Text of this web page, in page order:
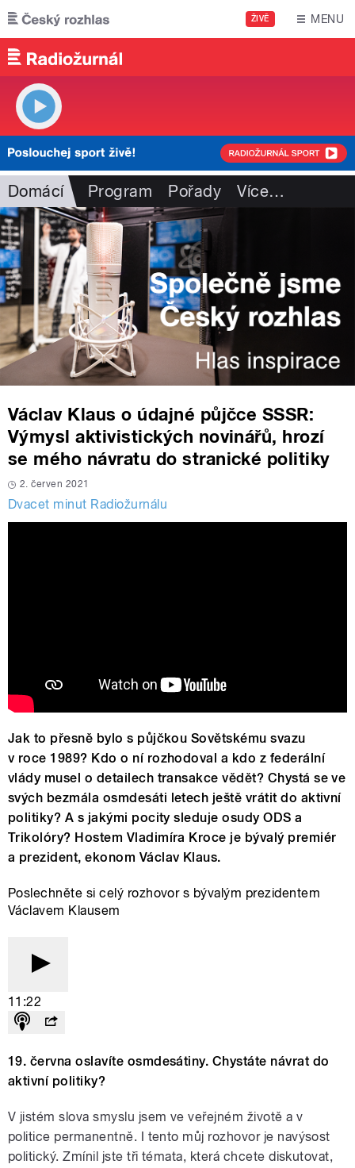
Přejít k hlavnímu obsahu
ŽIVĚ MENU
Domácí Program Pořady Více…
Václav Klaus o údajné půjčce SSSR:
Výmysl aktivistických novinářů, hrozí
se mého návratu do stranické politiky
2. červen 2021
Dvacet minut Radiožurnálu
Jak to přesně bylo s půjčkou Sovětskému svazu
v roce 1989? Kdo o ní rozhodoval a kdo z federální
vlády musel o detailech transakce vědět? Chystá se ve
svých bezmála osmdesáti letech ještě vrátit do aktivní
politiky? A s jakými pocity sleduje osudy ODS a
Trikolóry? Hostem Vladimíra Kroce je bývalý premiér
a prezident, ekonom Václav Klaus.
Poslechněte si celý rozhovor s bývalým prezidentem
Václavem Klausem
11:22
19. června oslavíte osmdesátiny. Chystáte návrat do
aktivní politiky?
V jistém slova smyslu jsem ve veřejném životě a v
politice permanentně. I tento můj rozhovor je navýsost
politický. Zmínil jste tři témata, která chcete diskutovat,